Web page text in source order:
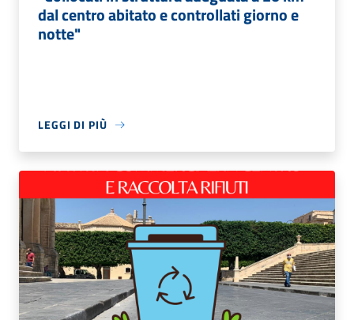
dal centro abitato e controllati giorno e
notte"
LEGGI DI PIÙ